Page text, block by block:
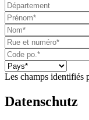
Les champs identifiés
Datenschutz